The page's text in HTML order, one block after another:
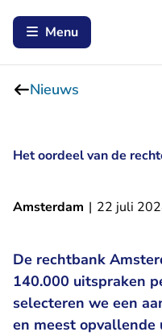
Menu
Nieuws
Het oordeel van de
Amsterdam | 22 juli
De rechtbank
140.000 uitspraken
selecteren we een
en meest opvallende